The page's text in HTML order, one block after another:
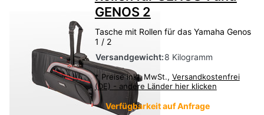
GENOS 2
Tasche mit Rollen für das Yamaha Genos
1 / 2
Versandgewicht:8 Kilogramm
* Preise inkl. MwSt., Versandkostenfrei
(DE) - andere Länder hier klicken
Verfügbarkeit auf Anfrage